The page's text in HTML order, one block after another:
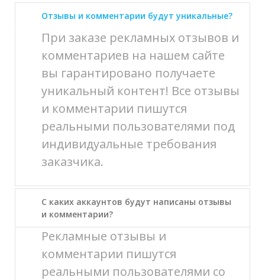
Отзывы и комментарии будут уникальные?
При заказе рекламных отзывов и
комментариев на нашем сайте
вы гарантировано получаете
уникальный контент! Все отзывы
и комментарии пишутся
реальными пользователями под
индивидуальные требования
заказчика.
С каких аккаунтов будут написаны отзывы
и комментарии?
Рекламные отзывы и
комментарии пишутся
реальными пользователями со